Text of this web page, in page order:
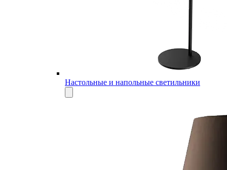
Настольные и напольные светильники